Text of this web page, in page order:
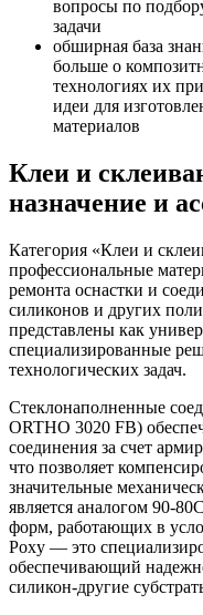
вопросы по
задачи
обширная база
больше о
технологиях их
идеи для
материалов
Клеи и
назначение и
Категория «Клеи и
профессиональные
ремонта оснастки и
силиконов и других
представлены как
специализированные
технологических задач.
Стеклонаполненные
ORTHO 3020 FB)
соединения за счет
что позволяет
значительные
является аналогом 90-
форм, работающих в
Poxy — это
обеспечивающий
силикон-другие